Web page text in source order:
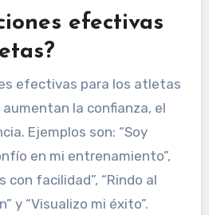
efectivas
efectivas para los atletas
la confianza, el
Ejemplos son: “Soy
en mi entrenamiento”,
con facilidad”, “Rindo al
y “Visualizo mi éxito”.